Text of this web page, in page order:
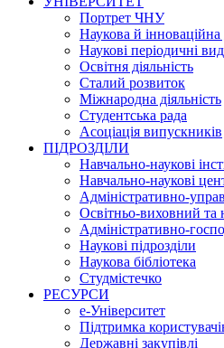
Портрет ЧНУ
Наукова й інноваційна
Наукові періодичні
Освітня діяльність
Сталий розвиток
Міжнародна діяльність
Студентська рада
Асоціація випускників
ПІДРОЗДІЛИ
Навчально-наукові
Навчально-наукові
Адміністративно-
Освітньо-виховний та
Адміністративно-
Наукові підрозділи
Наукова бібліотека
Студмістечко
РЕСУРСИ
е-Університет
Підтримка
Державні закупівлі